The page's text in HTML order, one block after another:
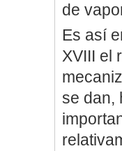
de
Es así
XVIII el
se dan,